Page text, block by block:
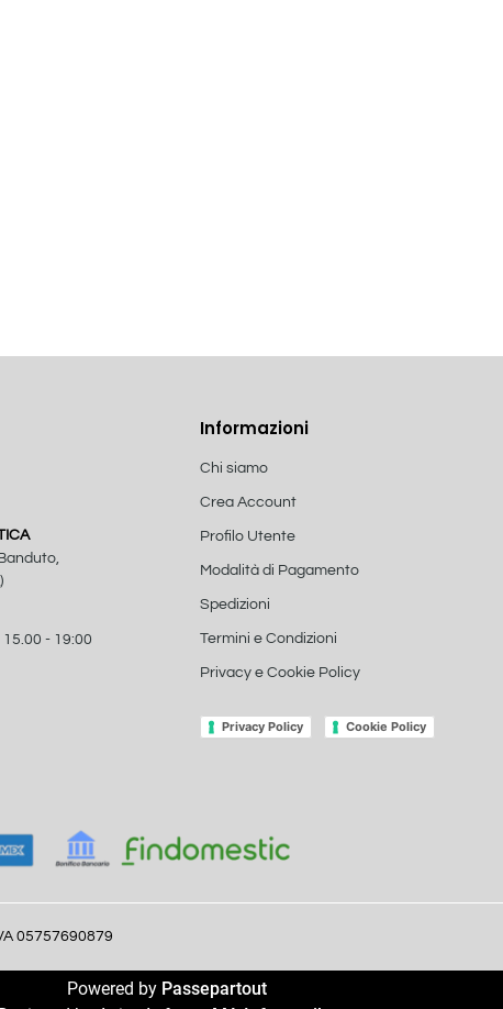
15.00 - 19:00
Informazioni
Chi siamo
Crea Account
Profilo Utente
Modalità di Pagamento
Spedizioni
Termini e Condizioni
Privacy e Cookie Policy
Privacy Policy Cookie Policy
05757690879
Powered by Passepartout